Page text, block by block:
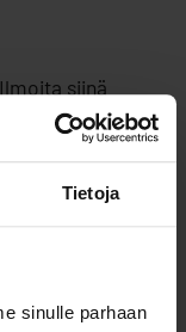
Tietoja
sinulle parhaan
siinä
tietosi.